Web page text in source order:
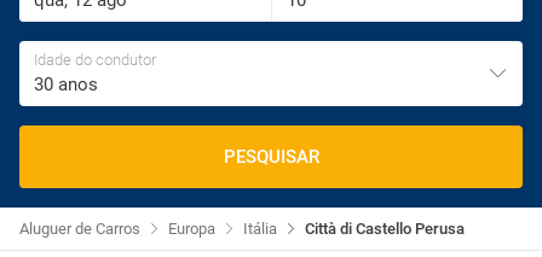
Idade do condutor
30 anos
PESQUISAR
Città di Castello Perusa
Itália
Europa
Aluguer de Carros